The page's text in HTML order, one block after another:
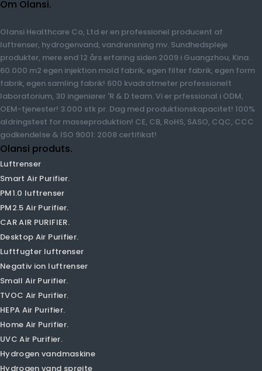
Olansi Healthcare Co, Ltd er en professionel producent af
luftrenser, hydrogenvand, vandrensning mv. Sundhedspleje
produkter, mere end 12 års erfaring siden 2009 i Guangzhou, Kina.
60.000 m2 egen injektion mold fabrik, egen filter fabrik, egen
form fabrik, egen samling fabrik! 600 kvadratmeter
professionelt laboratorium, 30 ingeniører 'R & D team. Vi er
prfessional i ODM, OEM-tjenester! 3.000 stk pr. Dag med
produktionskapacitet! 100% aldringstest for masseproduktion!
CE, CB, RoHS, SASO, CQC, CCC godkendelse & ISO 9001: 2008
certifikat!
Olansi produts.
Luftrenser
PM1.0 luftrenser
PM2.5 Air Purifier.
CAR AIR PURIFIER.